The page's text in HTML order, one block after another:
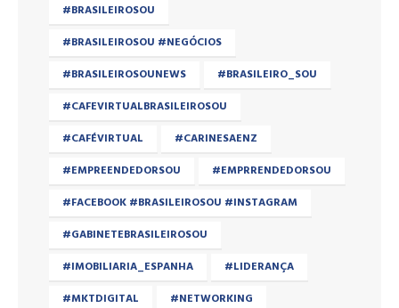
#BRASILEIROSOU
#BRASILEIROSOU #NEGÓCIOS
#BRASILEIROSOUNEWS
#BRASILEIRO_SOU
#CAFEVIRTUALBRASILEIROSOU
#CAFÉVIRTUAL
#CARINESAENZ
#EMPREENDEDORSOU
#EMPRRENDEDORSOU
#FACEBOOK #BRASILEIROSOU #INSTAGRAM
#GABINETEBRASILEIROSOU
#IMOBILIARIA_ESPANHA
#LIDERANÇA
#MKTDIGITAL
#NETWORKING